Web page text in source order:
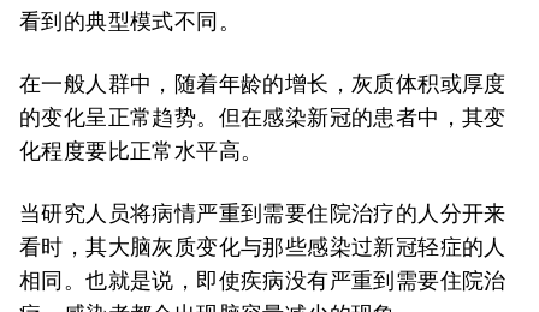
看到的典型模式不同。
在一般人群中，随着年龄的增长，灰质体积或厚度
的变化呈正常趋势。但在感染新冠的患者中，其变
化程度要比正常水平高。
当研究人员将病情严重到需要住院治疗的人分开来
看时，其大脑灰质变化与那些感染过新冠轻症的人
相同。也就是说，即使疾病没有严重到需要住院治